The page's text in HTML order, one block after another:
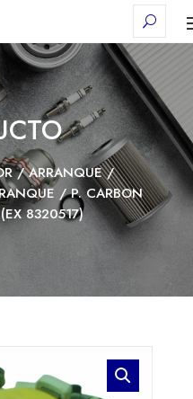
/ARRANQUE/
/ P. CARBON
8320517)